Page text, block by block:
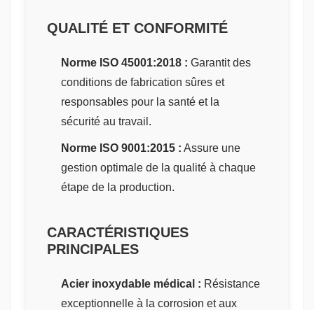
QUALITÉ ET CONFORMITÉ
Norme ISO 45001:2018 : Garantit des
conditions de fabrication sûres et
responsables pour la santé et la
sécurité au travail.
Norme ISO 9001:2015 : Assure une
gestion optimale de la qualité à chaque
étape de la production.
CARACTÉRISTIQUES
PRINCIPALES
Acier inoxydable médical : Résistance
exceptionnelle à la corrosion et aux